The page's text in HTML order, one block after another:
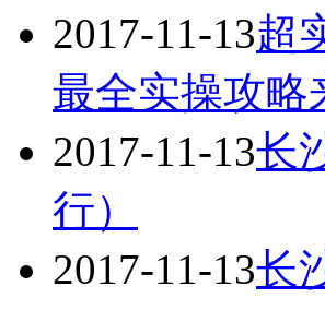
2017-11-13超
最全实操攻略
2017-11-13长
行）
2017-11-13长